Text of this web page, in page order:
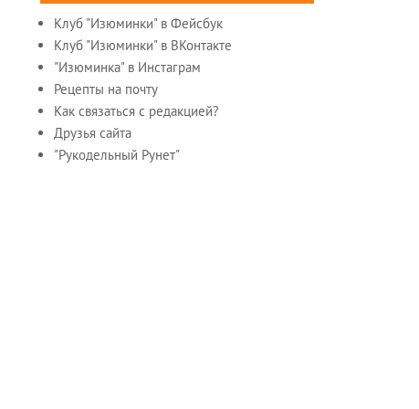
Клуб "Изюминки" в Фейсбук
Клуб "Изюминки" в ВКонтакте
"Изюминка" в Инстаграм
Рецепты на почту
Как связаться с редакцией?
Друзья сайта
"Рукодельный Рунет"